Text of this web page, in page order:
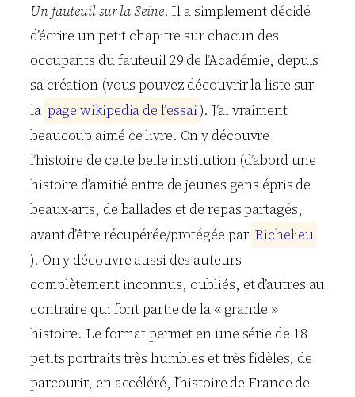
Un fauteuil sur la Seine. Il a simplement décidé
d’écrire un petit chapitre sur chacun des
occupants du fauteuil 29 de l’Académie, depuis
sa création (vous pouvez découvrir la liste sur
la page wikipedia de l’essai). J’ai vraiment
beaucoup aimé ce livre. On y découvre
l’histoire de cette belle institution (d’abord une
histoire d’amitié entre de jeunes gens épris de
beaux-arts, de ballades et de repas partagés,
avant d’être récupérée/protégée par Richelieu
). On y découvre aussi des auteurs
complètement inconnus, oubliés, et d’autres au
contraire qui font partie de la « grande »
histoire. Le format permet en une série de 18
petits portraits très humbles et très fidèles, de
parcourir, en accéléré, l’histoire de France de